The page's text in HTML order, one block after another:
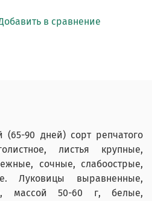
в сравнение
(65-90 дней) сорт репчатого
листья крупные,
сочные, слабоострые,
Луковицы выравненные,
массой 50-60 г, белые,